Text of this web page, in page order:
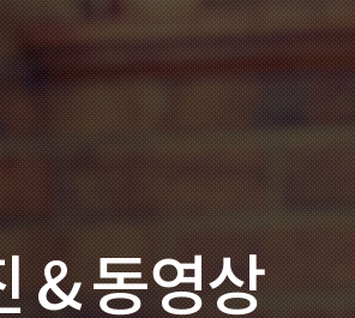
& 동영상